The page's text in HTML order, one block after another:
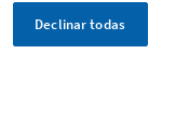
Declinar todas